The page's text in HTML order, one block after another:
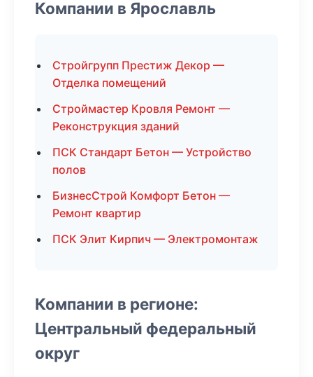
Компании в Ярославль
Стройгрупп Престиж Декор —
Отделка помещений
Строймастер Кровля Ремонт —
Реконструкция зданий
ПСК Стандарт Бетон — Устройство
полов
БизнесСтрой Комфорт Бетон —
Ремонт квартир
ПСК Элит Кирпич — Электромонтаж
Компании в регионе:
Центральный федеральный
округ